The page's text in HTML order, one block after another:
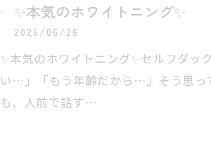
✨本気のホワイトニング✨
2026/06/26
✨本気のホワイトニング✨セルフダ
い…」「もう年齢だから…」そう思っ
も、人前で話す…